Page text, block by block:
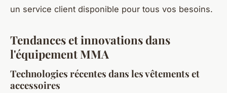
un service client disponible pour tous vos besoins.
Tendances et innovations dans
l'équipement MMA
Technologies récentes dans les vêtements et
accessoires